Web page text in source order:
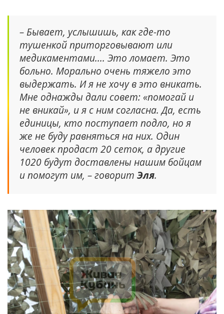
– Бывает, услышишь, как где-то
тушенкой приторговывают или
медикаментами.... Это ломает. Это
больно. Морально очень тяжело это
выдержать. И я не хочу в это вникать.
Мне однажды дали совет: «помогай и
не вникай», и я с ним согласна. Да, есть
единицы, кто поступает подло, но я
же не буду равняться на них. Один
человек продаст 20 сеток, а другие
1020 будут доставлены нашим бойцам
и помогут им, – говорит Эля.